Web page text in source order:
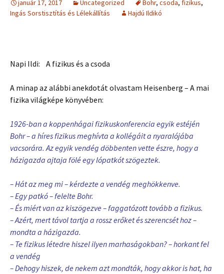
január 17, 2017 Uncategorized Bohr, csoda, fizikus,
Ingás Sorstisztítás és Lélekállítás
Hajdú Ildikó
Napi Ildi: A fizikus és a csoda
A minap az alábbi anekdotát olvastam Heisenberg – A mai
fizika világképe könyvében:
1926-ban a koppenhágai fizikuskonferencia egyik estéjén
Bohr – a híres fizikus meghívta a kollégáit a nyaralójába
vacsorára. Az egyik vendég döbbenten vette észre, hogy a
házigazda ajtaja fölé egy lópatkót szögeztek.
– Hát az meg mi – kérdezte a vendég meghökkenve.
– Egy patkó – felelte Bohr.
– És miért van az kiszögezve – faggatózott tovább a fizikus.
– Azért, mert távol tartja a rossz erőket és szerencsét hoz –
mondta a házigazda.
– Te fizikus létedre hiszel ilyen marhaságokban? – horkant fel
a vendég
– Dehogy hiszek, de nekem azt mondták, hogy akkor is hat, ha